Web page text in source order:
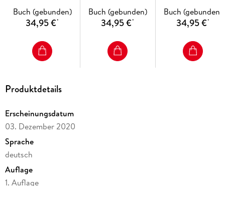
Buch (gebunden)
34,95 €*
Buch (gebunden)
34,95 €*
Buch (gebunden)
34,95 €*
Produktdetails
Erscheinungsdatum
03. Dezember 2020
Sprache
deutsch
Auflage
1. Auflage